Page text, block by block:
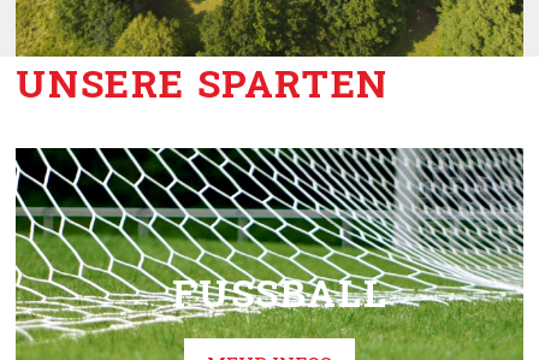
UNSERE SPARTEN
FUSSBALL